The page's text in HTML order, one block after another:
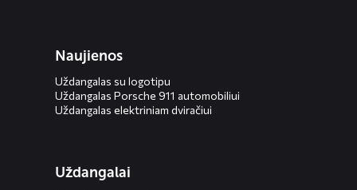
Naujienos
Uždangalas su logotipu
Uždangalas Porsche 911 automobiliui
Uždangalas elektriniam dviračiui
Uždangalai